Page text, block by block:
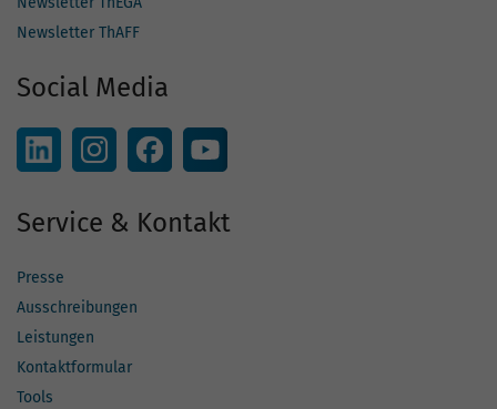
Newsletter ThAFF
Social Media
Service & Kontakt
Presse
Ausschreibungen
Leistungen
Kontaktformular
Tools